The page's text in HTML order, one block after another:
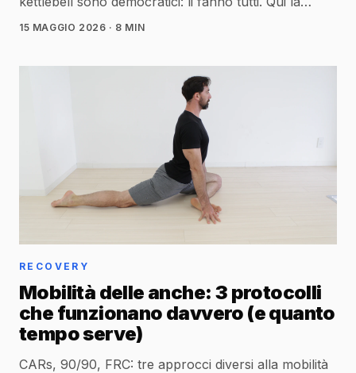
checklist per non essere tra quelli.
15 MAGGIO 2026 · 8 MIN
RECOVERY
Mobilità delle anche: 3 protocolli
che funzionano davvero (e quanto
tempo serve)
CARs, 90/90, FRC: tre approcci diversi alla mobilità